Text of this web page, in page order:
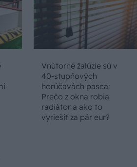
Vnútorné žalúzie sú v
40-stupňových
horúčavách pasca:
Prečo z okna robia
radiátor a ako to
vyriešiť za pár eur?